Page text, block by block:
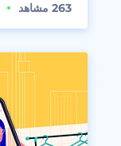
263 مشاهد